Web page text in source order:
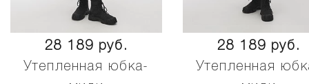
28 189 руб.
Утепленная юбка-
28 189 руб.
Утепленная